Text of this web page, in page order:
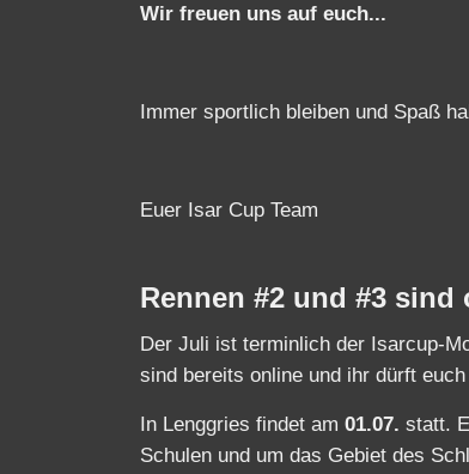
Wir freuen uns auf euch...
Immer sportlich bleiben und Spaß
Euer Isar Cup Team
Rennen #2 und #3 sind
Der Juli ist terminlich der Isarcup-
sind bereits online und ihr dürft
In Lenggries findet am 01.07. statt.
Schulen und um das Gebiet des